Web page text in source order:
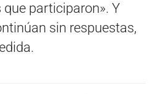
participaron». Y
sin respuestas,